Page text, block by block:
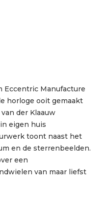
Eccentric Manufacture
horloge ooit gemaakt
der Klaauw
eigen huis
toont naast het
en de sterrenbeelden.
een
van maar liefst